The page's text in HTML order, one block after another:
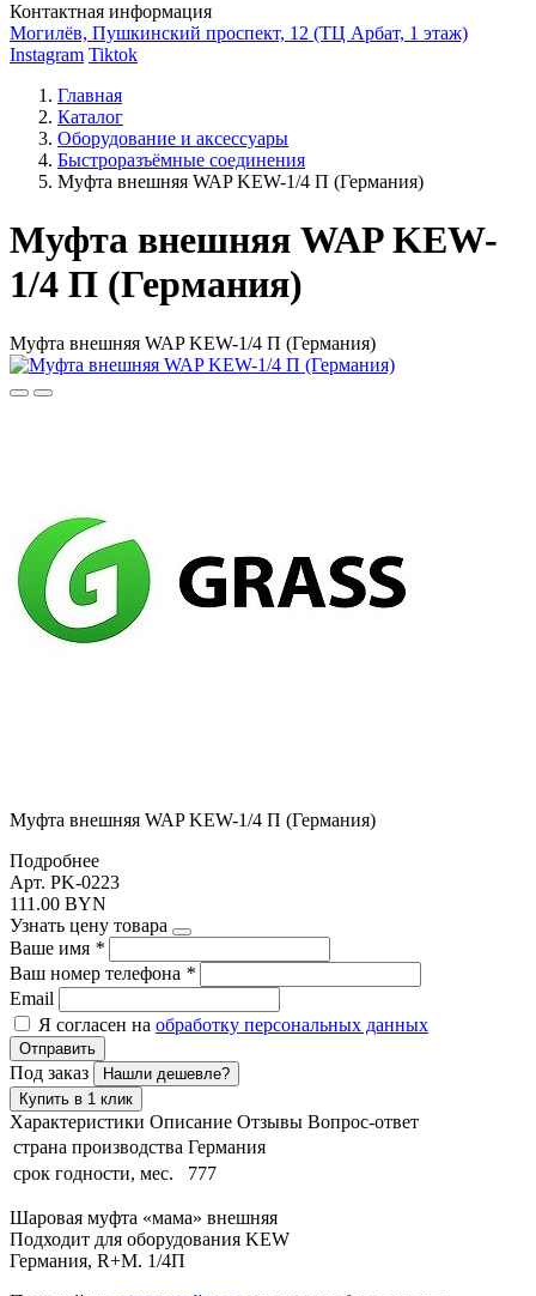
Контактная информация
Могилёв, Пушкинский проспект, 12 (ТЦ Арбат, 1 этаж)
Instagram Tiktok
Главная
Каталог
Оборудование и аксессуары
Быстроразъёмные соединения
Муфта внешняя WAP KEW-1/4 П (Германия)
Муфта внешняя WAP KEW-
1/4 П (Германия)
Муфта внешняя WAP KEW-1/4 П (Германия)
Муфта внешняя WAP KEW-1/4 П (Германия)
Подробнее
Арт. PK-0223
111.00 BYN
Узнать цену товара
Ваше имя *
Ваш номер телефона *
Email
Я согласен на обработку персональных данных
Отправить
Под заказ
Нашли дешевле?
Купить в 1 клик
Характеристики Описание Отзывы Вопрос-ответ
страна производства Германия
срок годности, мес.
777
Шаровая муфта «мама» внешняя
Подходит для оборудования KEW
Германия, R+M. 1/4П